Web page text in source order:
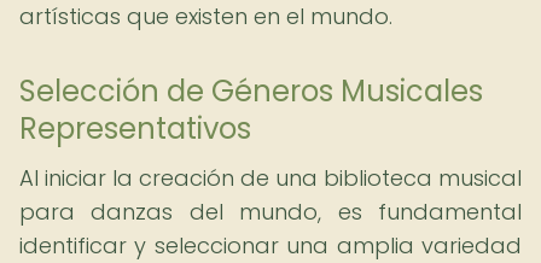
artísticas que existen en el mundo.
Selección de Géneros Musicales
Representativos
Al iniciar la creación de una biblioteca musical
para danzas del mundo, es fundamental
identificar y seleccionar una amplia variedad